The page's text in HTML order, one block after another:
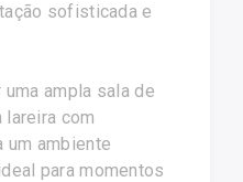
sofisticada e
ampla sala de
lareira com
um ambiente
para momentos